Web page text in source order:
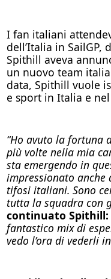
I fan italiani
dell’Italia in SailGP,
Spithill aveva
un nuovo team
data, Spithill vuole
e sport in Italia e
“Ho avuto la fortuna
più volte nella mia
sta emergendo in
impressionato
tifosi italiani. Sono
tutta la squadra con
continuato Spithill:
fantastico mix di
vedo l’ora di vederli